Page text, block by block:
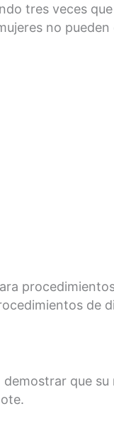
tres veces
no pueden
de
demostrar que